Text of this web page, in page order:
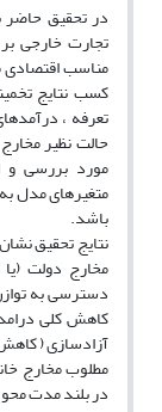
در تحقیق حاضر
تجارت خارجی
مناسب اقتصادی
کسب نتایج
تعرفه ،
حالت نظیر
مورد بررسی و
باشد.
نتایج تحقیق
مخارج دولت
دسترسی به
کاهش کلی
آزادسازی (
مطلوب مخارج
در بلند مدت